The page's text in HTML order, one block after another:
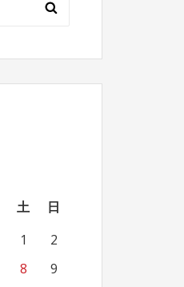
土 日
1
2
8
9